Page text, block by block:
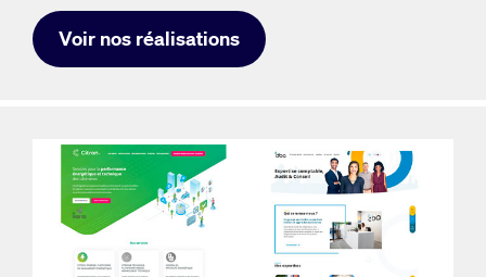
Voir nos réalisations